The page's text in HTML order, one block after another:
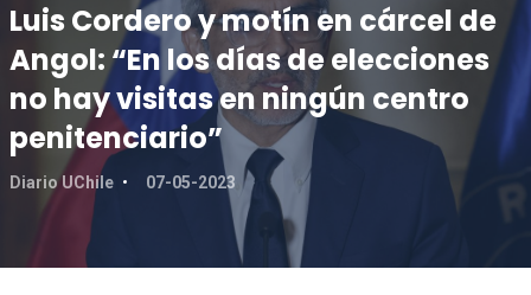
Luis Cordero y motín en cárcel de
Angol: “En los días de elecciones
no hay visitas en ningún centro
penitenciario”
Diario UChile 07-05-2023